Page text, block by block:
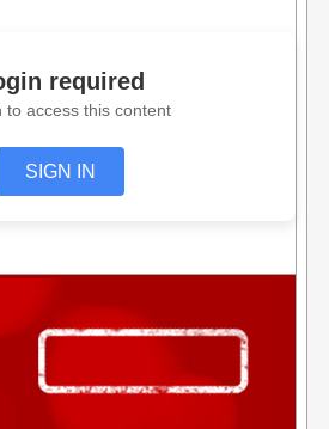
required
to access this content
SIGN IN